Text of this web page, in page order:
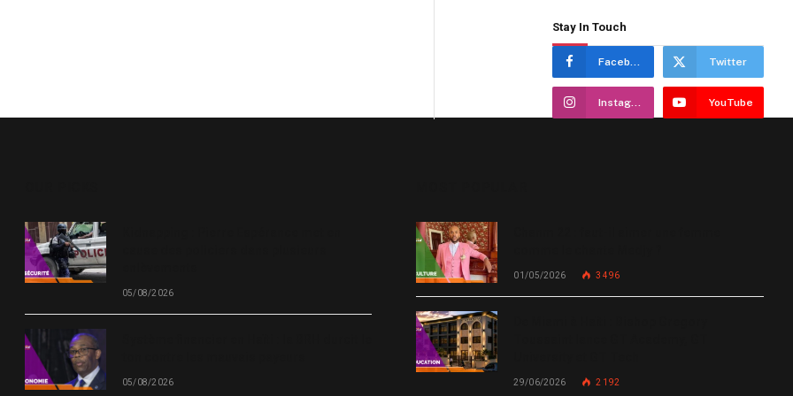
Stay In Touch
Twitter
YouTube
05/08/2026
05/08/2026
01/05/2026 3 496
29/06/2026 2 192